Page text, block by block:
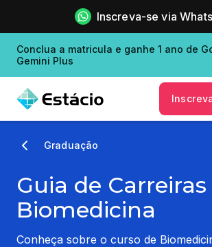
Inscreva-se via
Conclua a matricula e ganhe 1 ano de
Gemini Plus
Graduação
Guia de Carreiras
Biomedicina
Conheça sobre o curso de